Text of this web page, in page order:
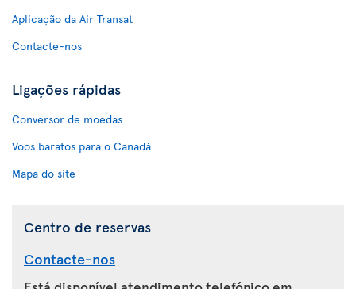
Aplicação da Air Transat
Contacte-nos
Ligações rápidas
Conversor de moedas
Voos baratos para o Canadá
Mapa do site
Centro de reservas
Contacte-nos